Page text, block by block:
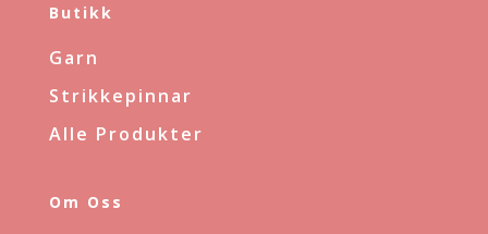
Butikk
Garn
Strikkepinnar
Alle Produkter
Om Oss